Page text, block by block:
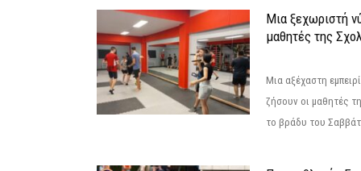
Μια ξεχωριστή
μαθητές της
Μια αξέχαστη
ζήσουν οι μαθητές
το βράδυ του